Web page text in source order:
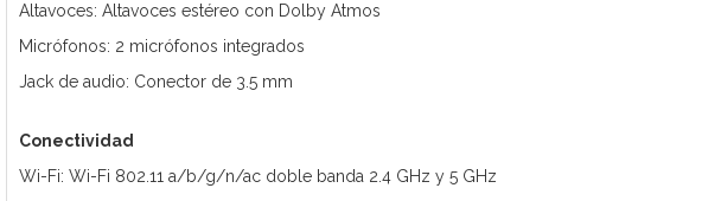
Altavoces: Altavoces estéreo con Dolby Atmos
Micrófonos: 2 micrófonos integrados
Jack de audio: Conector de 3.5 mm
Conectividad
Wi-Fi: Wi-Fi 802.11 a/b/g/n/ac doble banda 2.4 GHz y 5 GHz